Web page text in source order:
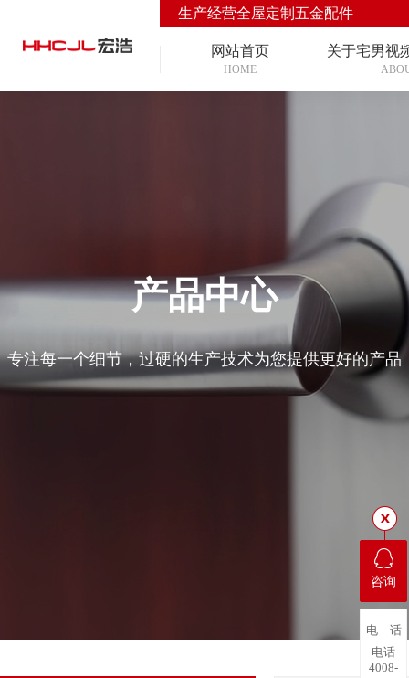
生产经营全屋定制五金配件
网站首页
HOME
关于宅男视
产品中心
专注每一个细节，过硬的生产技术为您提供更好的产品
咨询
电 话
电话
4008-